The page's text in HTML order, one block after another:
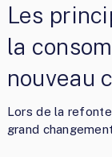
Les
la
nouveau
Lors de la
grand